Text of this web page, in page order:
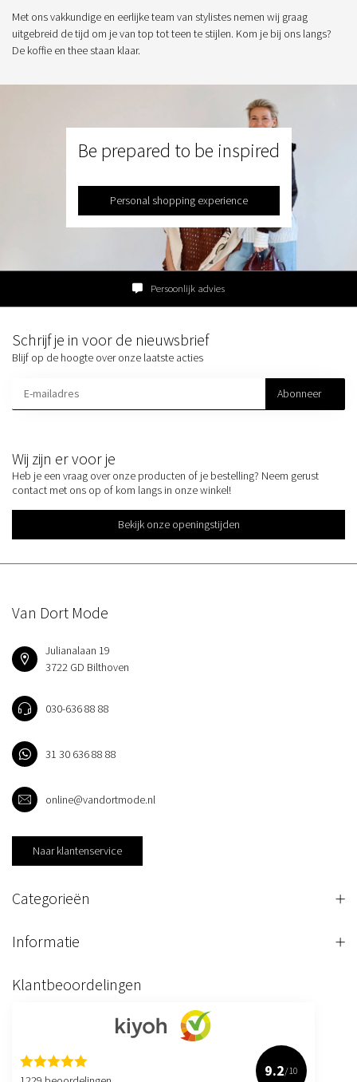
Met ons vakkundige en eerlijke team van stylistes nemen wij graag
uitgebreid de tijd om je van top tot teen te stijlen. Kom je bij ons langs?
De koffie en thee staan klaar.
Be prepared to be inspired
Personal shopping experience
Persoonlijk advies
Wij zijn er voor je
Heb je een vraag over onze producten of je bestelling? Neem gerust
contact met ons op of kom langs in onze winkel!
Bekijk onze openingstijden
Schrijf je in voor de nieuwsbrief
Blijf op de hoogte over onze laatste acties
Abonneer
Van Dort Mode
Julianalaan 19
3722 GD Bilthoven
030-636 88 88
31 30 636 88 88
online@vandortmode.nl
Naar klantenservice
Categorieën
Informatie
Klantbeoordelingen
9.2/10